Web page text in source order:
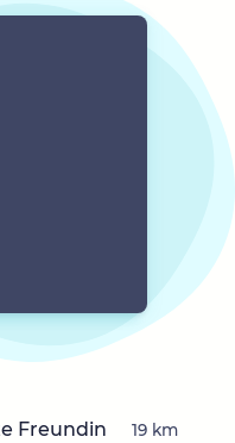
Freundin 19 km